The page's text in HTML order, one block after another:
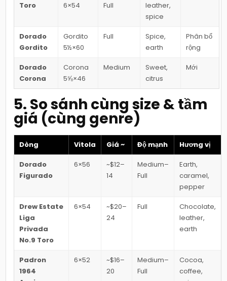
Toro
6×54
Full
leather,
spice
Dorado
Gordito
Gordito
5½×60
Full
Spice,
earth
Phân bổ
rộng
Dorado
Corona
Corona
5⅝×46
Medium
Sweet,
citrus
Mới
5. So sánh cùng size & tầm
giá (cùng genre)
Dòng Vitola Giá ~ Độ mạnh Hương vị
Dorado
Figurado
6×56
~$12–
14
Medium–
Full
Earth,
caramel,
pepper
Drew Estate
Liga
Privada
No.9 Toro
6×54
~$20–
24
Full
Chocolate,
leather,
earth
Padron
1964
6×52
~$16–
20
Medium–
Full
Cocoa,
coffee,